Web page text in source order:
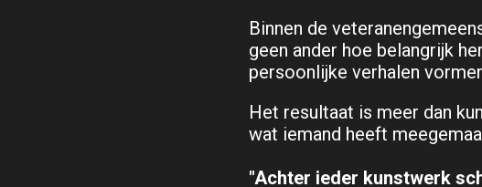
Binnen de
geen ander hoe belangrijk
persoonlijke verhalen
Het resultaat is meer dan
wat iemand heeft
"Achter ieder kunstwerk